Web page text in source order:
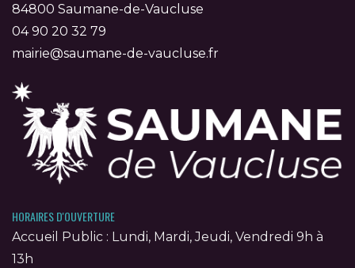
84800 Saumane-de-Vaucluse
04 90 20 32 79
mairie@saumane-de-vaucluse.fr
HORAIRES D'OUVERTURE
Accueil Public : Lundi, Mardi, Jeudi, Vendredi 9h à
13h